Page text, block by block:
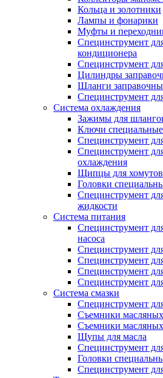
Кольца и золотники
Лампы и фонарики
Муфты и
Специнструмент
кондиционера
Специнструмент
Цилиндры
Шланги
Специнструмент
Система охлаждения
Зажимы для
Ключи
Специнструмент
Специнструмент
охлаждения
Щипцы для хомутов
Головки
Специнструмент
жидкости
Система питания
Специнструмент
насоса
Специнструмент
Специнструмент
Специнструмент
Специнструмент
Система смазки
Специнструмент
Съемники
Съемники
Щупы для масла
Специнструмент
Головки
Специнструмент